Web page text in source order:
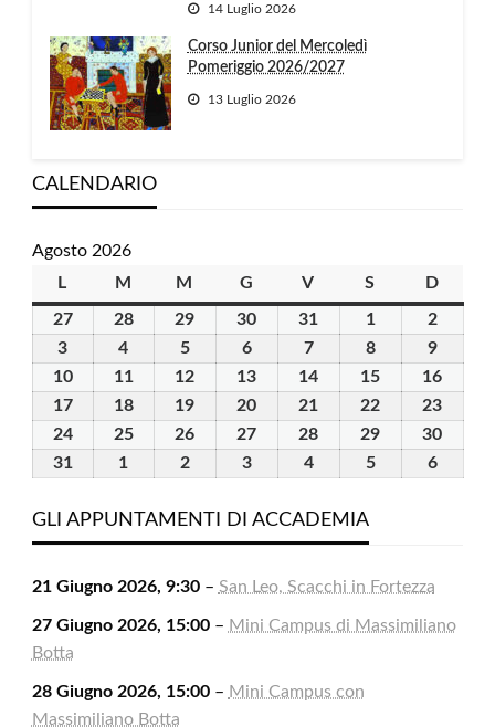
14 Luglio 2026
Corso Junior del Mercoledì
Pomeriggio 2026/2027
13 Luglio 2026
CALENDARIO
Agosto 2026
L
M martedì
M mercoledì
G giovedìV venerdì
S D
2727
Luglio
2026
2828
29 30 31 11
Agosto
2026
22
Agosto
2026
3
Agosto
2026
4
Agosto
2026
55
Agosto
2026
66
Agosto
2026
77
Agosto
2026
88
Agosto
2026
99
Agosto
2026
1010
Agosto
2026
1111
Agosto
2026
12
Agosto
13
Agosto
14
Agosto
15
Agosto
16
1717
Agosto
1818
Agosto
19
Agosto
20
Agosto
21
Agosto
22
Agosto
23
2424
Agosto
2525
Agosto
26
Agosto
27
Agosto
28
Agosto
29
Agosto
30
3131
2026
1
2026
22
2026
33
2026
44
2026
55
66
GLI APPUNTAMENTI DI ACCADEMIA
21 Giugno 2026, 9:30– San Leo, Scacchi in Fortezza
27 Giugno 2026, 15:00– Mini Campus di Massimiliano
Botta
28 Giugno 2026, 15:00– Mini Campus con
Massimiliano Botta